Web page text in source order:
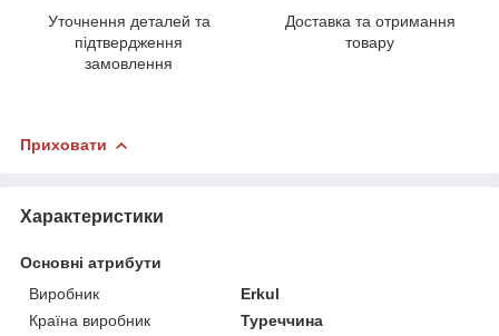
Уточнення деталей та
підтвердження
замовлення
Доставка та отримання
товару
Приховати
Характеристики
Основні атрибути
Виробник
Erkul
Країна виробник
Туреччина